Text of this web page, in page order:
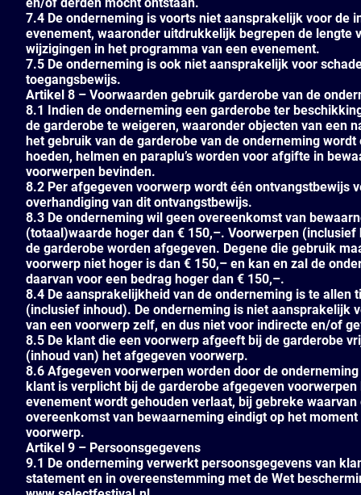
7.4 De onderneming is voorts niet aansprakelijk voor de
evenement, waaronder uitdrukkelijk begrepen de lengte
wijzigingen in het programma van een evenement.
7.5 De onderneming is ook niet aansprakelijk voor
toegangsbewijs.
Artikel 8 – Voorwaarden gebruik garderobe van de
8.1 Indien de onderneming een garderobe ter
de garderobe te weigeren, waaronder objecten van een
het gebruik van de garderobe van de onderneming
hoeden, helmen en paraplu’s worden voor afgifte in
voorwerpen bevinden.
8.2 Per afgegeven voorwerp wordt één ontvangstbewijs
overhandiging van dit ontvangstbewijs.
8.3 De onderneming wil geen overeenkomst van
(totaal)waarde hoger dan € 150,–. Voorwerpen
de garderobe worden afgegeven. Degene die gebruik
voorwerp niet hoger is dan € 150,– en kan en zal de
daarvan voor een bedrag hoger dan € 150,–.
8.4 De aansprakelijkheid van de onderneming is te
(inclusief inhoud). De onderneming is niet aansprakelijk
van een voorwerp zelf, en dus niet voor indirecte en/of
8.5 De klant die een voorwerp afgeeft bij de garderobe
(inhoud van) het afgegeven voorwerp.
8.6 Afgegeven voorwerpen worden door de
klant is verplicht bij de garderobe afgegeven
evenement wordt gehouden verlaat, bij gebreke
overeenkomst van bewaarneming eindigt op het
voorwerp.
Artikel 9 – Persoonsgegevens
9.1 De onderneming verwerkt persoonsgegevens van
statement en in overeenstemming met de Wet